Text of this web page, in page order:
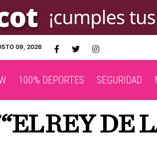
09, 2026
100% DEPORTES SEGURIDAD
REY DE